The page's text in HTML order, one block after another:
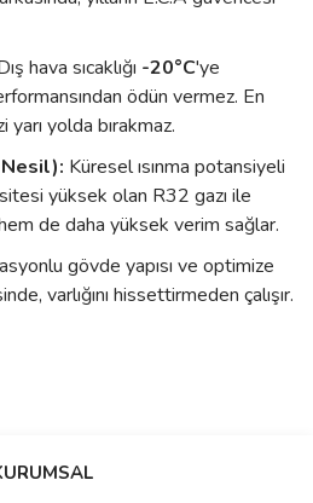
hava sıcaklığı -20°C'ye
ödün vermez. En
yarı yolda bırakmaz.
Nesil): Küresel ısınma potansiyeli
yüksek olan R32 gazı ile
de daha yüksek verim sağlar.
gövde yapısı ve optimize
varlığını hissettirmeden çalışır.
ilk yorumu siz yapın!